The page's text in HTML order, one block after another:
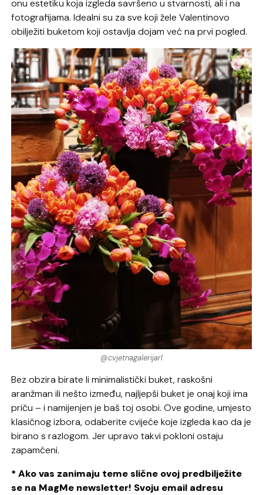
onu estetiku koja izgleda savršeno u stvarnosti, ali i na
fotografijama. Idealni su za sve koji žele Valentinovo
obilježiti buketom koji ostavlja dojam već na prvi pogled.
@cvjetnagalerijarl
Bez obzira birate li minimalistički buket, raskošni
aranžman ili nešto između, najljepši buket je onaj koji ima
priču – i namijenjen je baš toj osobi. Ove godine, umjesto
klasičnog izbora, odaberite cvijeće koje izgleda kao da je
birano s razlogom. Jer upravo takvi pokloni ostaju
zapamćeni.
* Ako vas zanimaju teme slične ovoj predbilježite
se na MagMe newsletter! Svoju email adresu